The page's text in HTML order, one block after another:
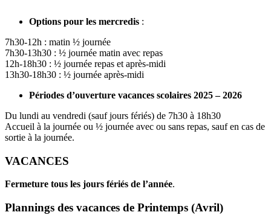
Options pour les mercredis :
7h30-12h : matin ½ journée
7h30-13h30 : ½ journée matin avec repas
12h-18h30 : ½ journée repas et après-midi
13h30-18h30 : ½ journée après-midi
Périodes d’ouverture vacances scolaires 2025 – 2026
Du lundi au vendredi (sauf jours fériés) de 7h30 à 18h30
Accueil à la journée ou ½ journée avec ou sans repas, sauf en cas de
sortie à la journée.
VACANCES
Fermeture tous les jours fériés de l’année.
Plannings des vacances de Printemps (Avril)